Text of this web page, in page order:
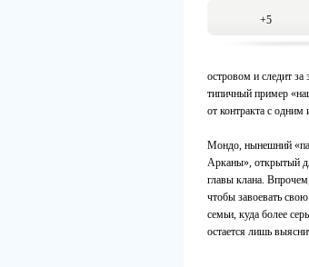
+5
островом и следит
типичный пример
от контракта с одним
Мондо, нынешний
Арканы», открытый
главы клана.
чтобы завоевать
семьи, куда более
остается лишь